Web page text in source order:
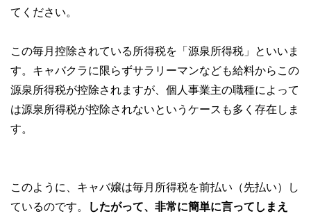
てください。
この毎月控除されている所得税を「源泉所得税」といいま
す。キャバクラに限らずサラリーマンなども給料からこの
源泉所得税が控除されますが、個人事業主の職種によって
は源泉所得税が控除されないというケースも多く存在しま
す。
このように、キャバ嬢は毎月所得税を前払い（先払い）し
ているのです。
したがって、非常に簡単に言ってしまえ